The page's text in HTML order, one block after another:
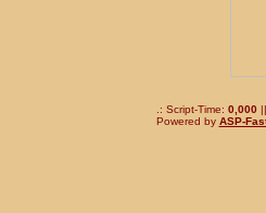
.: Script-Time: 0,000||
Powered by ASP-